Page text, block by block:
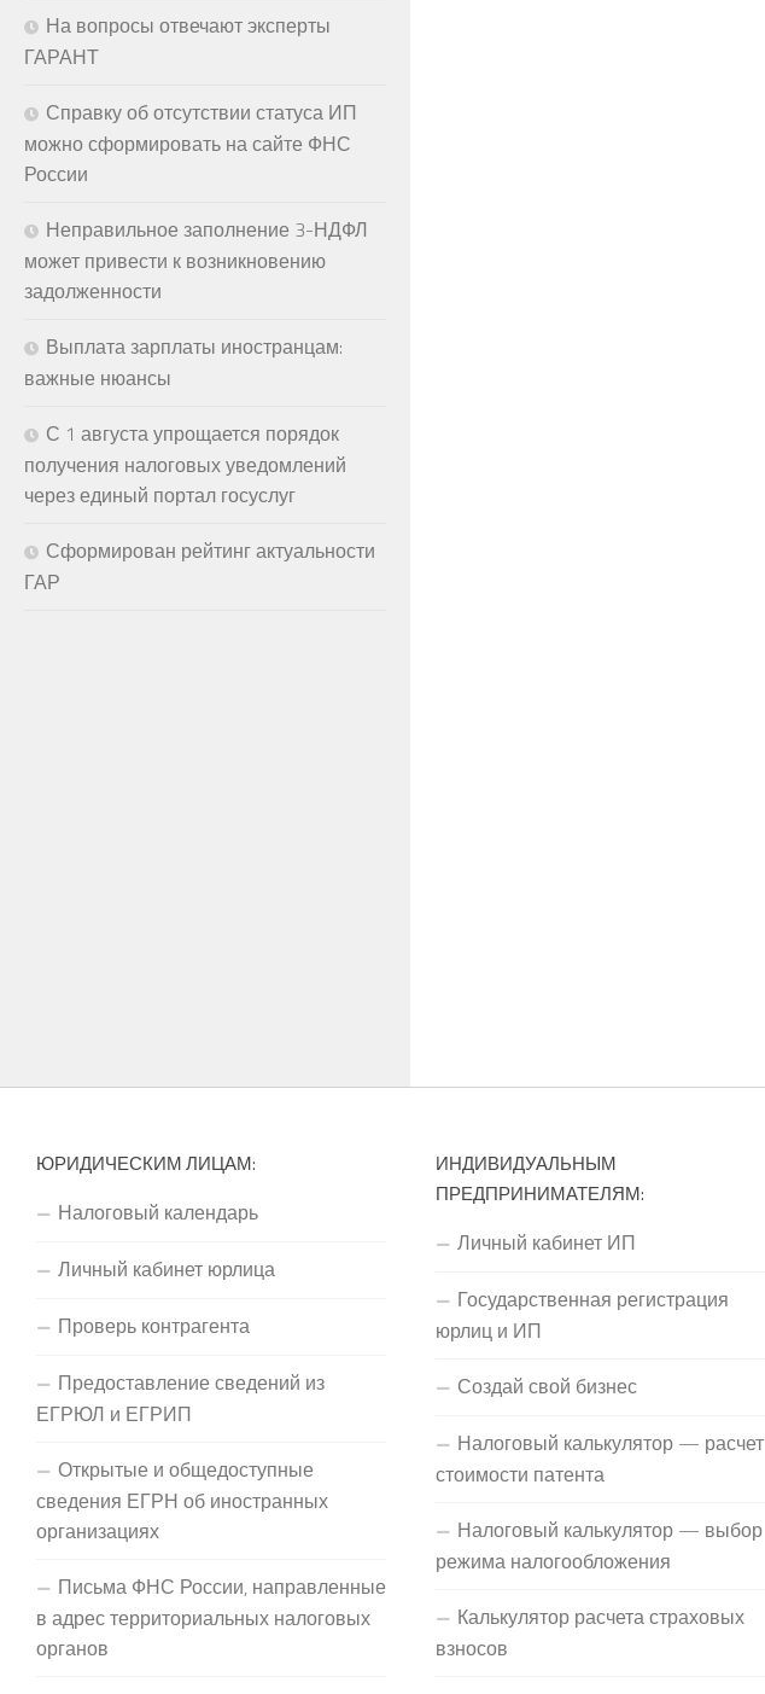
На вопросы отвечают эксперты
ГАРАНТ
Справку об отсутствии статуса ИП
можно сформировать на сайте ФНС
России
Неправильное заполнение 3-НДФЛ
может привести к возникновению
задолженности
Выплата зарплаты иностранцам:
важные нюансы
С 1 августа упрощается порядок
получения налоговых уведомлений
через единый портал госуслуг
Сформирован рейтинг актуальности
ГАР
ЮРИДИЧЕСКИМ ЛИЦАМ:
Налоговый календарь
Личный кабинет юрлица
Проверь контрагента
Предоставление сведений из
ЕГРЮЛ и ЕГРИП
Открытые и общедоступные
сведения ЕГРН об иностранных
организациях
Письма ФНС России, направленные
в адрес территориальных налоговых
органов
ИНДИВИДУАЛЬНЫМ
ПРЕДПРИНИМАТЕЛЯМ:
Личный кабинет ИП
Государственная регистрация
юрлиц и ИП
Создай свой бизнес
Налоговый калькулятор — расчет
стоимости патента
Налоговый калькулятор — выбор
режима налогообложения
Калькулятор расчета страховых
взносов